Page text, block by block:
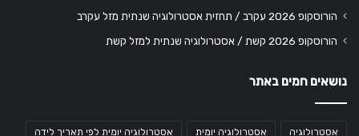
הורוסקופ 2026 עקרב / תחזית אסטרולוגיה שנתית מזל עקרב
הורוסקופ 2026 קשת / אסטרולוגיה שנתית למזל קשת
נושאים חמים באתר
אסטרולוגיה אסטרולוגיה יומית אסטרולוגיה יומית לפי תאריך לידה